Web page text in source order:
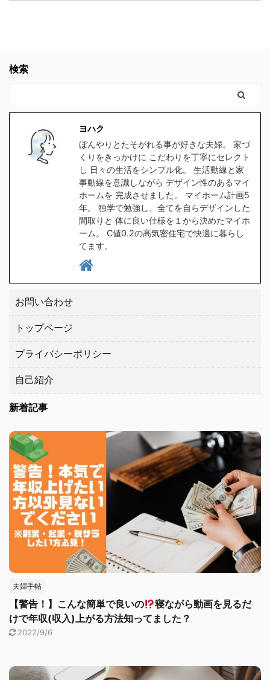
なかったと思う。 もっと
ヨハク我が家の水筒も、
ボロになってきたので、
食洗器対応の水筒を探し
たのですが、意外と種類
が無く苦戦しました。
1時間程スマホをポチポ
チして探した所、大手ブ
ランドの中から２つ見つ
けましたので、皆さんに
もご紹介したい ...
社から 間取りの無料プラ
ンをゲットするなら コチ
い。 クリックしてプラン
を貰う。 高気密住宅と
は ヨハク簡単に言うと
スキマの無い家です 普
通に ...
検索
ヨハク
ぼんやりとたそがれる事が好きな夫婦。 家づ
くりをきっかけに こだわりを丁寧にセレクト
し 日々の生活をシンプル化。 生活動線と家
事動線を意識しながら デザイン性のあるマイ
ホームを 完成させました。 マイホーム計画5
年。 独学で勉強し、全てを自らデザインした
間取りと 体に良い仕様を１から決めたマイホ
ーム。 C値0.2の高気密住宅で快適に暮らし
てます。
お問い合わせ
トップページ
プライバシーポリシー
自己紹介
新着記事
夫婦手帖
【警告！】こんな簡単で良いの
寝ながら動画を見るだ
けで年収(収入)上がる方法知ってました？
2022/9/6